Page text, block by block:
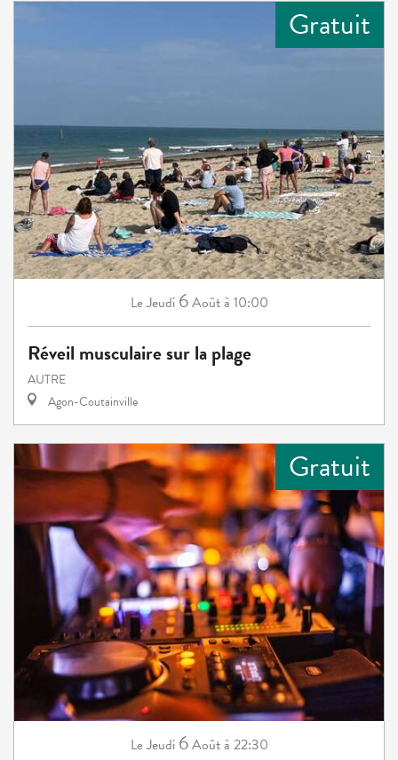
Gratuit
LeJeudi 6Aoûtà 10:00
Réveil musculaire sur la plage
AUTRE
Agon-Coutainville
Gratuit
LeJeudi 6Aoûtà 22:30